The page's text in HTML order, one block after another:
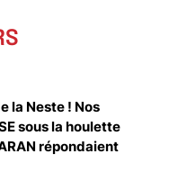
la Neste ! Nos
sous la houlette
répondaient